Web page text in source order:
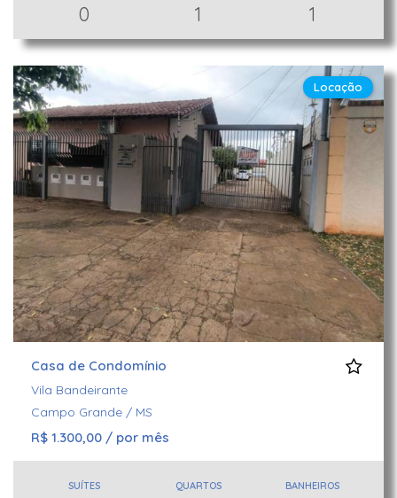
0 1 1
Locação
Casa de Condomínio
Vila Bandeirante
Campo Grande / MS
R$ 1.300,00 / por mês
SUÍTES QUARTOS BANHEIROS